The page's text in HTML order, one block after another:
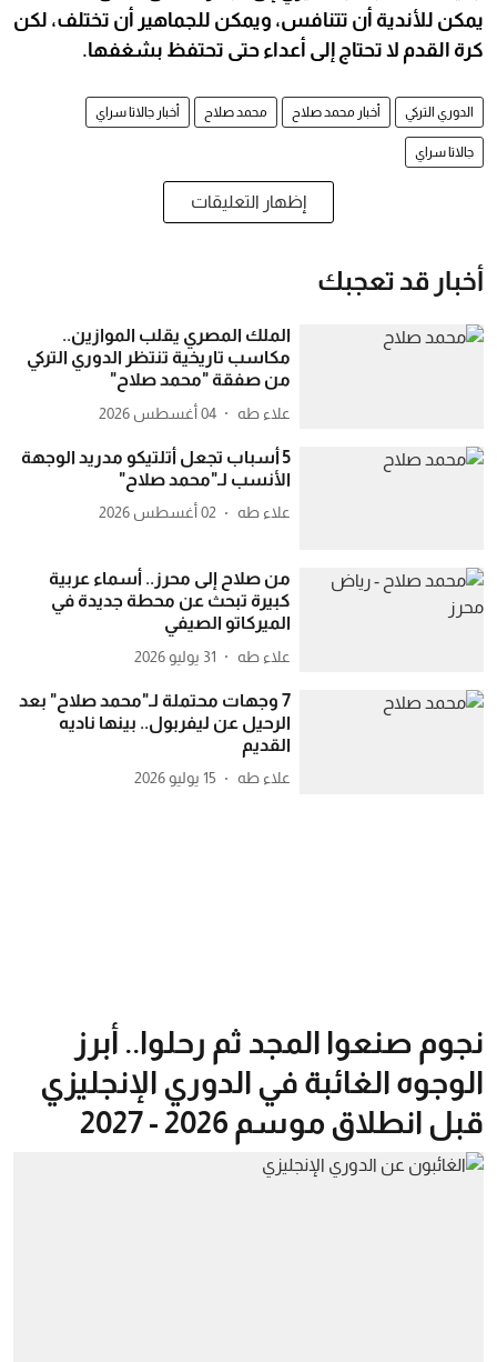
يمكن للأندية أن تتنافس، ويمكن للجماهير أن تختلف، لكن
كرة القدم لا تحتاج إلى أعداء حتى تحتفظ بشغفها.
الدوري التركي أخبار محمد صلاح محمد صلاح أخبار جالاتا سراي
جالاتا سراي
إظهار التعليقات
أخبار قد تعجبك
الملك المصري يقلب الموازين..
مكاسب تاريخية تنتظر الدوري التركي
من صفقة "محمد صلاح"
علاء طه 04 أغسطس 2026
5 أسباب تجعل أتلتيكو مدريد الوجهة
الأنسب لـ"محمد صلاح"
علاء طه 02 أغسطس 2026
من صلاح إلى محرز.. أسماء عربية
كبيرة تبحث عن محطة جديدة في
الميركاتو الصيفي
علاء طه 31 يوليو 2026
7 وجهات محتملة لـ"محمد صلاح" بعد
الرحيل عن ليفربول.. بينها ناديه
القديم
علاء طه 15 يوليو 2026
نجوم صنعوا المجد ثم رحلوا.. أبرز
الوجوه الغائبة في الدوري الإنجليزي
قبل انطلاق موسم 2026 - 2027